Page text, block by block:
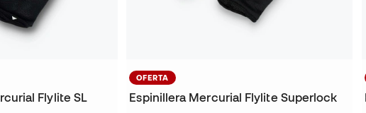
Flylite SL
OFERTA
Espinillera Mercurial Flylite Superlock